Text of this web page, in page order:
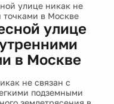
улице никак не
в Москве
улице
в Москве
не связан с
подземными